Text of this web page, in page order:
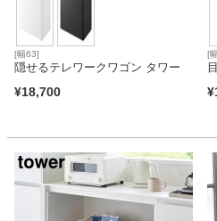
[幅63]
隠せるテレワークワゴン タワー
¥18,700
[
¥